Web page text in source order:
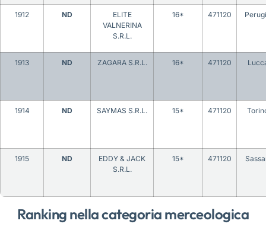
Ranking nella categoria merceologica
1912 ND
ELITE
VALNERINA
S.R.L.
16* 471120
1913 ND ZAGARA S.R.L. 16* 471120
1914 ND SAYMAS S.R.L. 15* 471120
1915 ND
EDDY & JACK
S.R.L.
15* 471120